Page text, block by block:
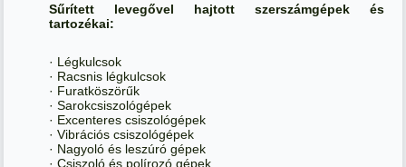
Sűrített levegővel hajtott szerszámgépek és
tartozékai:
· Légkulcsok
· Racsnis légkulcsok
· Furatköszörűk
· Sarokcsiszológépek
· Excenteres csiszológépek
· Vibrációs csiszológépek
· Nagyoló és leszúró gépek
· Csiszoló és polírozó gépek